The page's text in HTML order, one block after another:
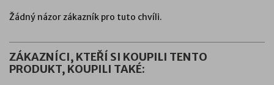
Žádný názor zákazník pro tuto chvíli.
ZÁKAZNÍCI, KTEŘÍ SI KOUPILI TENTO
PRODUKT, KOUPILI TAKÉ: